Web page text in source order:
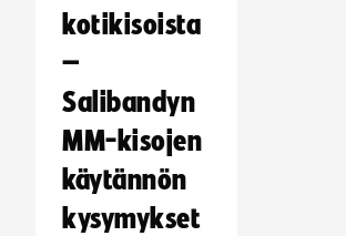
kotikisoista
–
Salibandyn
MM-kisojen
käytännön
kysymykset